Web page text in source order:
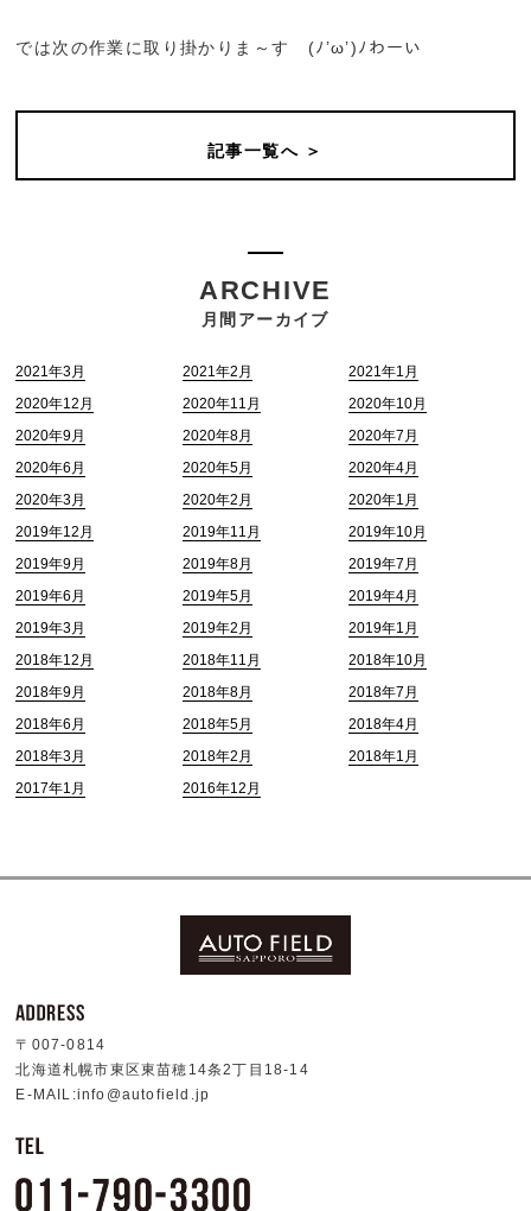
では次の作業に取り掛かりま～す (ﾉ’ω’)ﾉわーい
記事一覧へ ＞
ARCHIVE
月間アーカイブ
2021年3月 2021年2月
2021年1月
2020年12月
2020年11月
2020年10月
2020年9月
2020年8月
2020年7月
2020年6月
2020年5月
2020年4月
2020年3月
2020年2月
2020年1月
2019年12月
2019年11月
2019年10月
2019年9月
2019年8月
2019年7月
2019年6月
2019年5月
2019年4月
2019年3月
2019年2月
2019年1月
2018年12月
2018年11月
2018年10月
2018年9月
2018年8月
2018年7月
2018年6月
2018年5月
2018年4月
2018年3月
2018年2月
2018年1月
2017年1月
2016年12月
〒007-0814
北海道札幌市東区東苗穂14条2丁目18-14
E-MAIL:info@autofield.jp